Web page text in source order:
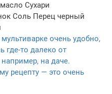
Сухари
Соль Перец черный
очень удобно,
где-то далеко от
на даче.
рецепту — это очень